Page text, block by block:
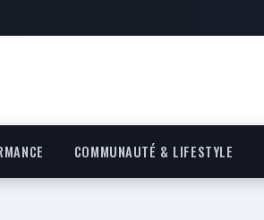
COMMUNAUTÉ & LIFESTYLE